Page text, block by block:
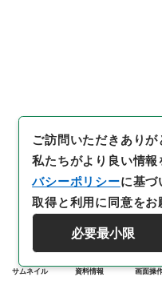
サムネイル 資料情報 画面操
ご訪問いただきありが
私たちがより良い情報
バシーポリシーに基
取得と利用に同意をお
必要最小限